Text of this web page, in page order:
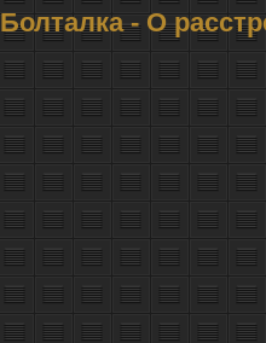
Болталка- О